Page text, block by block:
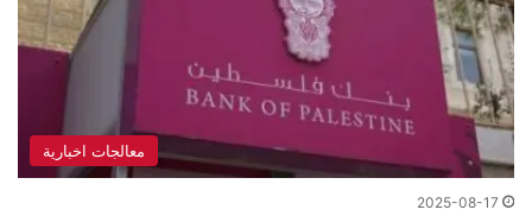
معالجات اخبارية
2025-08-17